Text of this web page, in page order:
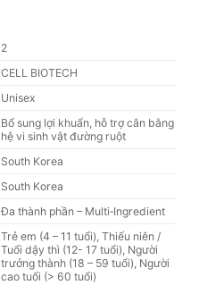
2
CELL BIOTECH
Unisex
Bổ sung lợi khuẩn, hỗ trợ cân bằng
hệ vi sinh vật đường ruột
South Korea
South Korea
Đa thành phần – Multi‑Ingredient
Trẻ em (4 – 11 tuổi), Thiếu niên /
Tuổi dậy thì (12- 17 tuổi), Người
trưởng thành (18 – 59 tuổi), Người
cao tuổi (> 60 tuổi)